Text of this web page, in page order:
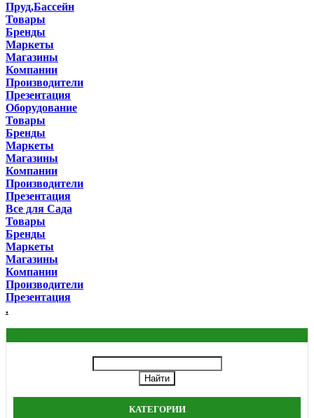
Пруд,Бассейн
Товары
Бренды
Маркеты
Магазины
Компании
Производители
Презентация
Оборудование
Товары
Бренды
Маркеты
Магазины
Компании
Производители
Презентация
Все для Сада
Товары
Бренды
Маркеты
Магазины
Компании
Производители
Презентация
.
КАТЕГОРИИ